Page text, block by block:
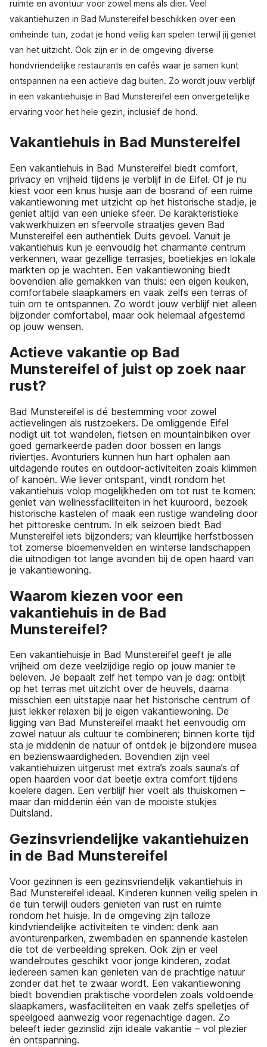
ruimte en avontuur voor zowel mens als dier. Veel
vakantiehuizen in Bad Munstereifel beschikken over een
omheinde tuin, zodat je hond veilig kan spelen terwijl jij geniet
van het uitzicht. Ook zijn er in de omgeving diverse
hondvriendelijke restaurants en cafés waar je samen kunt
ontspannen na een actieve dag buiten. Zo wordt jouw verblijf
in een vakantiehuisje in Bad Munstereifel een onvergetelijke
ervaring voor het hele gezin, inclusief de hond.
Vakantiehuis in Bad Munstereifel
Een vakantiehuis in Bad Munstereifel biedt comfort,
privacy en vrijheid tijdens je verblijf in de Eifel. Of je nu
kiest voor een knus huisje aan de bosrand of een ruime
vakantiewoning met uitzicht op het historische stadje, je
geniet altijd van een unieke sfeer. De karakteristieke
vakwerkhuizen en sfeervolle straatjes geven Bad
Munstereifel een authentiek Duits gevoel. Vanuit je
vakantiehuis kun je eenvoudig het charmante centrum
verkennen, waar gezellige terrasjes, boetiekjes en lokale
markten op je wachten. Een vakantiewoning biedt
bovendien alle gemakken van thuis: een eigen keuken,
comfortabele slaapkamers en vaak zelfs een terras of
tuin om te ontspannen. Zo wordt jouw verblijf niet alleen
bijzonder comfortabel, maar ook helemaal afgestemd
op jouw wensen.
Actieve vakantie op Bad
Munstereifel of juist op zoek naar
rust?
Bad Munstereifel is dé bestemming voor zowel
actievelingen als rustzoekers. De omliggende Eifel
nodigt uit tot wandelen, fietsen en mountainbiken over
goed gemarkeerde paden door bossen en langs
riviertjes. Avonturiers kunnen hun hart ophalen aan
uitdagende routes en outdoor-activiteiten zoals klimmen
of kanoën. Wie liever ontspant, vindt rondom het
vakantiehuis volop mogelijkheden om tot rust te komen:
geniet van wellnessfaciliteiten in het kuuroord, bezoek
historische kastelen of maak een rustige wandeling door
het pittoreske centrum. In elk seizoen biedt Bad
Munstereifel iets bijzonders; van kleurrijke herfstbossen
tot zomerse bloemenvelden en winterse landschappen
die uitnodigen tot lange avonden bij de open haard van
je vakantiewoning.
Waarom kiezen voor een
vakantiehuis in de Bad
Munstereifel?
Een vakantiehuisje in Bad Munstereifel geeft je alle
vrijheid om deze veelzijdige regio op jouw manier te
beleven. Je bepaalt zelf het tempo van je dag: ontbijt
op het terras met uitzicht over de heuvels, daarna
misschien een uitstapje naar het historische centrum of
juist lekker relaxen bij je eigen vakantiewoning. De
ligging van Bad Munstereifel maakt het eenvoudig om
zowel natuur als cultuur te combineren; binnen korte tijd
sta je middenin de natuur of ontdek je bijzondere musea
en bezienswaardigheden. Bovendien zijn veel
vakantiehuizen uitgerust met extra’s zoals sauna’s of
open haarden voor dat beetje extra comfort tijdens
koelere dagen. Een verblijf hier voelt als thuiskomen –
maar dan middenin één van de mooiste stukjes
Duitsland.
Gezinsvriendelijke vakantiehuizen
in de Bad Munstereifel
Voor gezinnen is een gezinsvriendelijk vakantiehuis in
Bad Munstereifel ideaal. Kinderen kunnen veilig spelen in
de tuin terwijl ouders genieten van rust en ruimte
rondom het huisje. In de omgeving zijn talloze
kindvriendelijke activiteiten te vinden: denk aan
avonturenparken, zwembaden en spannende kastelen
die tot de verbeelding spreken. Ook zijn er veel
wandelroutes geschikt voor jonge kinderen, zodat
iedereen samen kan genieten van de prachtige natuur
zonder dat het te zwaar wordt. Een vakantiewoning
biedt bovendien praktische voordelen zoals voldoende
slaapkamers, wasfaciliteiten en vaak zelfs spelletjes of
speelgoed aanwezig voor regenachtige dagen. Zo
beleeft ieder gezinslid zijn ideale vakantie – vol plezier
én ontspanning.